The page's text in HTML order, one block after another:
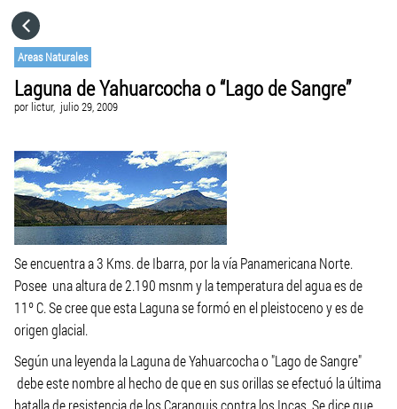
Areas Naturales
Laguna de Yahuarcocha o “Lago de Sangre”
por lictur, julio 29, 2009
Se encuentra a 3 Kms. de Ibarra, por la vía Panamericana Norte.
Posee una altura de 2.190 msnm y la temperatura del agua es de
11º C. Se cree que esta Laguna se formó en el pleistoceno y es de
origen glacial.
Según una leyenda la Laguna de Yahuarcocha o "Lago de Sangre"
debe este nombre al hecho de que en sus orillas se efectuó la última
batalla de resistencia de los Caranquis contra los Incas. Se dice que
CATEGORÍAS
VISITA EL SITIO WEB